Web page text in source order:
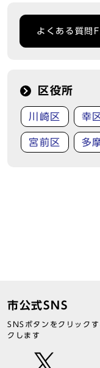
よくある質問
区役所
川崎区 幸
宮前区 多
市公式SNS
SNSボタンをクリック
クします